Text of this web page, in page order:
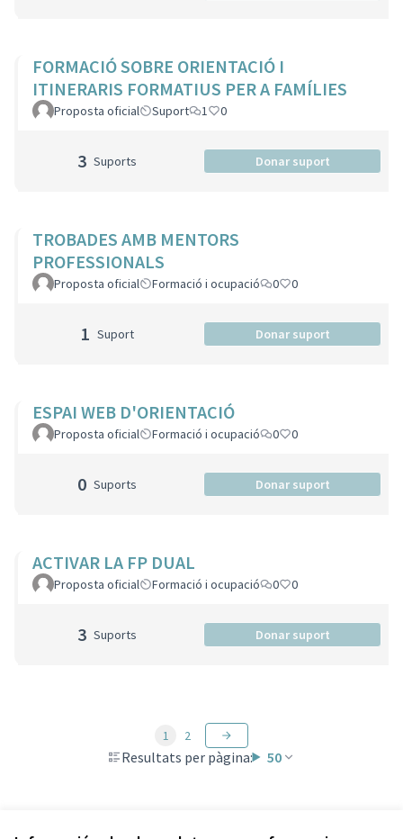
FORMACIÓ SOBRE ORIENTACIÓ I
ITINERARIS FORMATIUS PER A FAMÍLIES
Proposta oficial Suport 1 0
3 Suports Donar suport
TROBADES AMB MENTORS
PROFESSIONALS
Proposta oficial Formació i ocupació 0 0
1 Suport Donar suport
ESPAI WEB D'ORIENTACIÓ
Proposta oficial Formació i ocupació 0 0
0 Suports Donar suport
ACTIVAR LA FP DUAL
Proposta oficial Formació i ocupació 0 0
3 Suports Donar suport
Resultats per pàgina: 50
1 2
Veure totes les propostes retirades